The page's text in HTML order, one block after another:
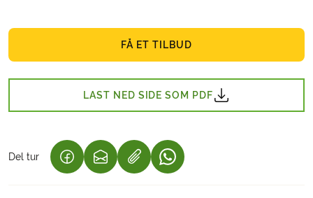
FÅ ET TILBUD
LAST NED SIDE SOM PDF
Del tur (LENKE ÅPNES I NY FANE)
(LENKE ÅPNES I NY FANE)(LENKE ÅPNES I NY FANE)